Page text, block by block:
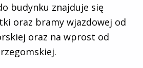
budynku znajduje się
oraz bramy wjazdowej od
oraz na wprost od